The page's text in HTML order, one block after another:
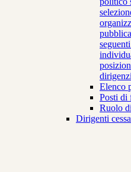
Elenco
Posti di
Ruolo
Dirigenti